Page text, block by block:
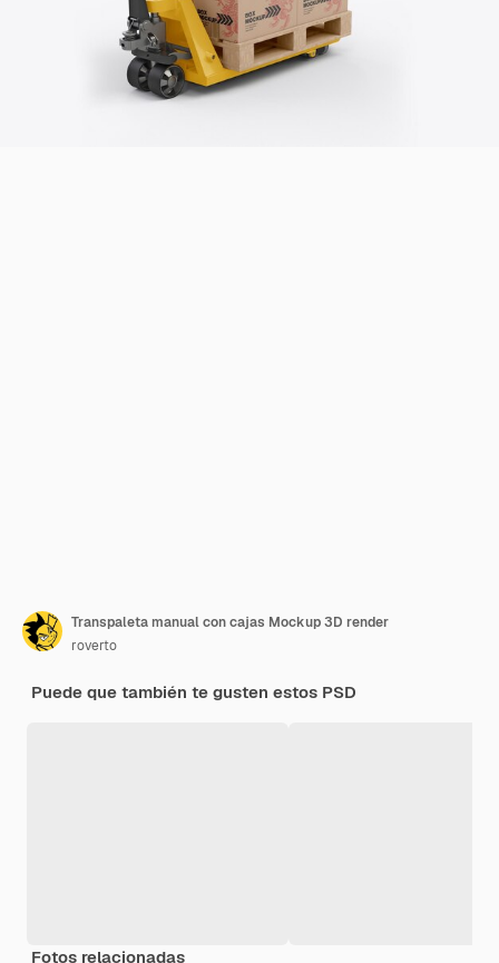
Transpaleta manual con cajas Mockup 3D render
roverto
Puede que también te gusten estos PSD
Fotos relacionadas